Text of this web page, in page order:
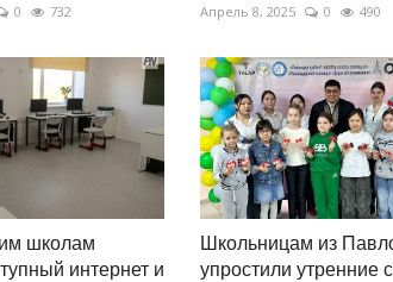
0 732 Апрель 8, 2025 0 490
школам
интернет и
Школьницам из
упростили утренние